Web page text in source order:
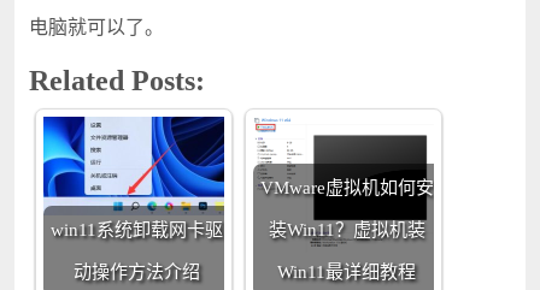
电脑就可以了。
Related Posts:
win11系统卸载网卡驱
动操作方法介绍
VMware虚拟机如何安
装Win11？虚拟机装
Win11最详细教程